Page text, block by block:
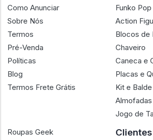
Como Anunciar
Sobre Nós
Termos
Pré-Venda
Políticas
Blog
Termos Frete Grátis
Funko Pop
Action
Blocos de
Chaveiro
Caneca e
Placas e
Kit e
Almofadas
Jogo de
Roupas Geek
Clientes